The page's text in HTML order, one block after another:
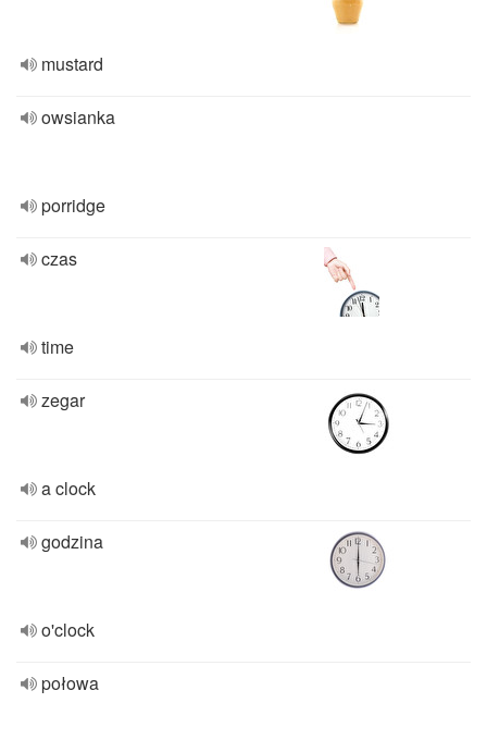
mustard
owsianka
porridge
czas
time
zegar
a clock
godzina
o'clock
połowa